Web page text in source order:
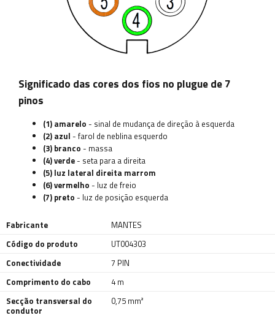
Significado das cores dos fios no plugue de 7
pinos
(1) amarelo - sinal de mudança de direção à esquerda
(2) azul - farol de neblina esquerdo
(3) branco - massa
(4) verde - seta para a direita
(5) luz lateral direita marrom
(6) vermelho - luz de freio
(7) preto - luz de posição esquerda
Fabricante
MANTES
Código do produto
UT004303
Conectividade
7 PIN
Comprimento do cabo
4 m
Secção transversal do
condutor
0,75 mm²